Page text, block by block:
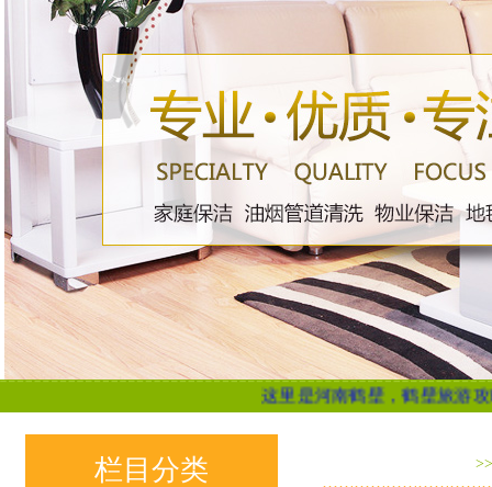
这里是河南鹤壁，鹤壁旅游攻略，
栏目分类